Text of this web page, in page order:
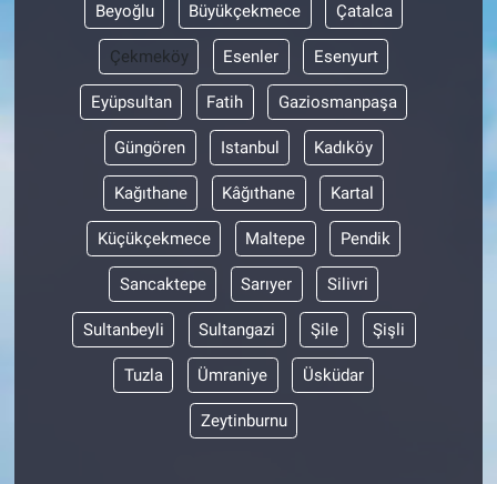
Beyoğlu Büyükçekmece Çatalca
Çekmeköy Esenler Esenyurt
Eyüpsultan Fatih Gaziosmanpaşa
Güngören Istanbul Kadıköy
Kağıthane Kâğıthane Kartal
Küçükçekmece Maltepe Pendik
Sancaktepe Sarıyer Silivri
Sultanbeyli Sultangazi Şile Şişli
Tuzla Ümraniye Üsküdar
Zeytinburnu